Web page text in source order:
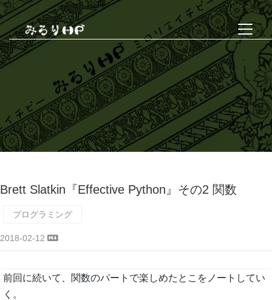
Brett Slatkin『Effective Python』その2 関数
プログラミング
2018-02-12
前回に続いて、関数のパートで楽しめたとこをノートしてい
く。